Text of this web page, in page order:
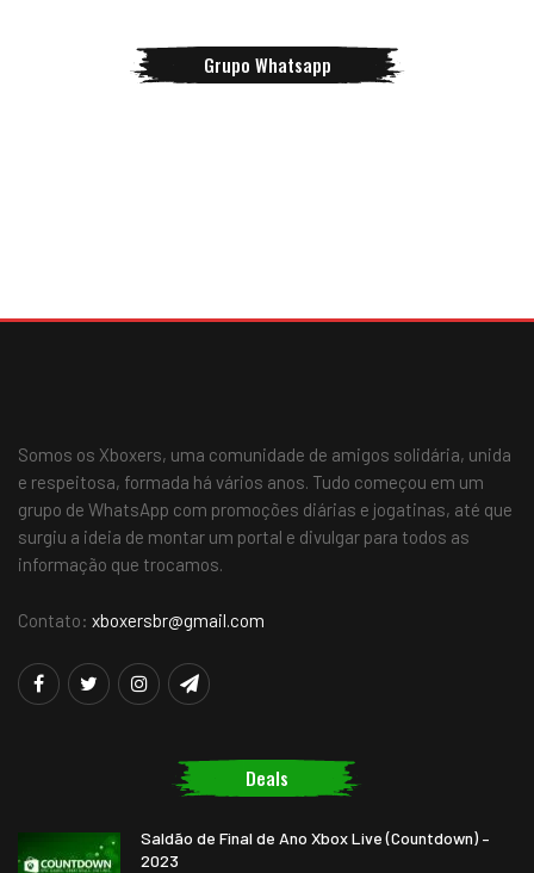
Grupo Whatsapp
Somos os Xboxers, uma comunidade de amigos solidária, unida
e respeitosa, formada há vários anos. Tudo começou em um
grupo de WhatsApp com promoções diárias e jogatinas, até que
surgiu a ideia de montar um portal e divulgar para todos as
informação que trocamos.
Contato: xboxersbr@gmail.com
Deals
Saldão de Final de Ano Xbox Live (Countdown) –
2023